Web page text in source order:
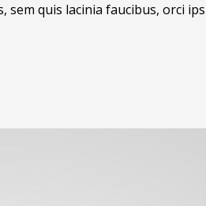
quis lacinia faucibus, orci